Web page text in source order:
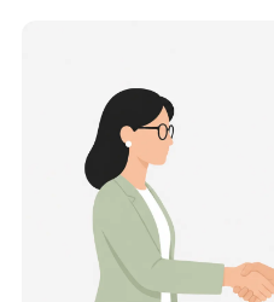
nur der Entrümpler, den
Was kostet die
Wohnung in Osthofen?
Für eine durchschnittliche
die Kosten in Osthofen bei
im Schnitt rund 32,6 € je
(Etage, Aufzug), Menge
den Preis nach oben oder
Festpreis nennt Ihnen der